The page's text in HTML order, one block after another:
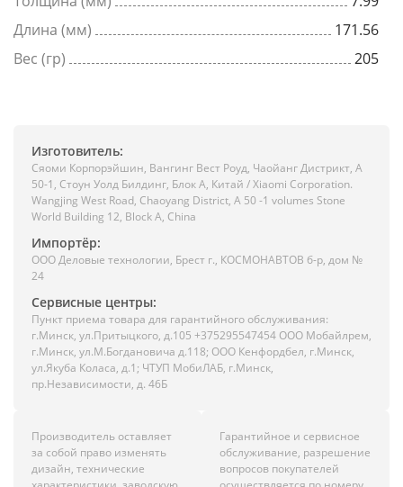
Длина (мм)
171.56
Вес (гр)
205
Изготовитель:
Сяоми Корпорэйшин, Вангинг Вест Роуд, Чаойанг Дистрикт, А
50-1, Стоун Уолд Билдинг, Блок А, Китай / Xiaomi Corporation.
Wangjing West Road, Chaoyang District, A 50 -1 volumes Stone
World Building 12, Block A, China
Импортёр:
ООО Деловые технологии, Брест г., КОСМОНАВТОВ б-р, дом №
24
Сервисные центры:
Пункт приема товара для гарантийного обслуживания:
г.Минск, ул.Притыцкого, д.105 +375295547454 ООО Мобайлрем,
г.Минск, ул.М.Богдановича д.118; ООО Кенфордбел, г.Минск,
ул.Якуба Коласа, д.1; ЧТУП МобиЛАБ, г.Минск,
пр.Независимости, д. 46Б
Производитель оставляет
за собой право изменять
дизайн, технические
Гарантийное и сервисное
обслуживание, разрешение
вопросов покупателей